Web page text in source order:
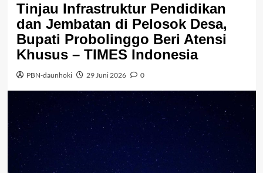
Tinjau Infrastruktur Pendidikan
dan Jembatan di Pelosok Desa,
Bupati Probolinggo Beri Atensi
Khusus – TIMES Indonesia
PBN-daunhoki 29 Juni 2026 0